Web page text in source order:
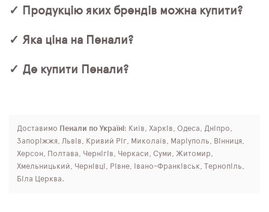
✓ Продукцію яких брендів можна купити?
✓ Яка ціна на Пенали?
✓ Де купити Пенали?
Доставимо Пенали по Україні : Київ, Харків, Одеса, Дніпро,
Запоріжжя, Львів, Кривий Ріг, Миколаїв, Маріуполь, Вінниця,
Херсон, Полтава, Чернігів, Черкаси, Суми, Житомир,
Хмельницький, Чернівці, Рівне, Івано-Франківськ, Тернопіль,
Біла Церква.